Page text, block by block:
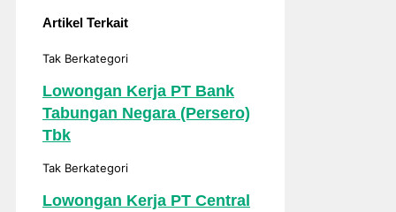
Artikel Terkait
Tak Berkategori
Lowongan Kerja PT Bank
Tabungan Negara (Persero)
Tbk
Tak Berkategori
Lowongan Kerja PT Central